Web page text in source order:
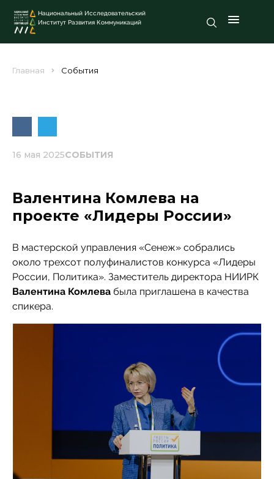
Национальный Исследовательский
Институт Развития Коммуникаций
Главная События
16 мая 2025СОБЫТИЯ
Валентина Комлева на
проекте «Лидеры России»
В мастерской управления «Сенеж» собрались
около трехсот полуфиналистов конкурса «Лидеры
России, Политика». Заместитель директора НИИРК
Валентина Комлева была приглашена в качества
спикера.